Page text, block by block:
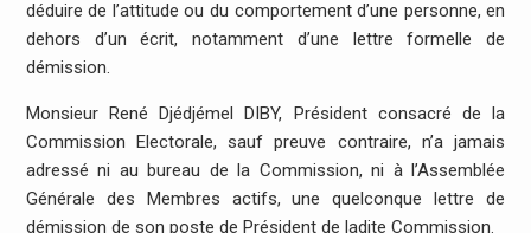
déduire de l’attitude ou du comportement d’une personne, en
dehors d’un écrit, notamment d’une lettre formelle de
démission.
Monsieur René Djédjémel DIBY, Président consacré de la
Commission Electorale, sauf preuve contraire, n’a jamais
adressé ni au bureau de la Commission, ni à l’Assemblée
Générale des Membres actifs, une quelconque lettre de
démission de son poste de Président de ladite Commission.